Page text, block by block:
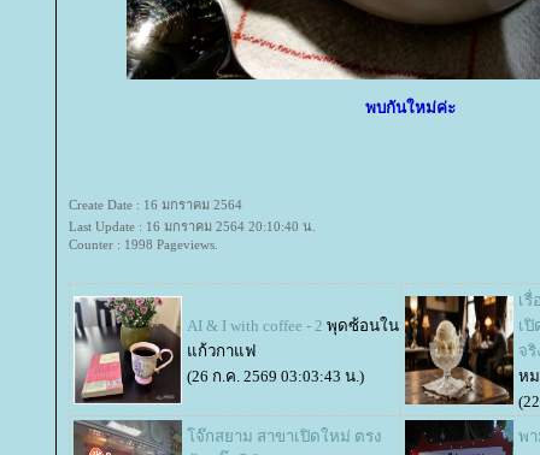
พบกันใหม่ค่ะ
Create Date : 16 มกราคม 2564
Last Update : 16 มกราคม 2564 20:10:40 น.
Counter : 1998 Pageviews.
AI & I with coffee - 2 พุดซ้อนใน
ก้วกาแฟ
(26 ก.ค. 2569 03:03:43 น.)
เ
เ
จ
หม
จ๊กสยาม สาขาเปิดใหม่ ตรง
พ